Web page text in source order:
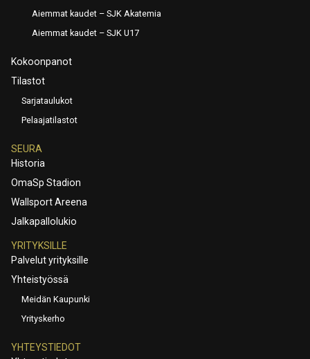
Aiemmat kaudet – SJK Akatemia
Aiemmat kaudet – SJK U17
Kokoonpanot
Tilastot
Sarjataulukot
Pelaajatilastot
SEURA
Historia
OmaSp Stadion
Wallsport Areena
Jalkapallolukio
YRITYKSILLE
Palvelut yrityksille
Yhteistyössä
Meidän Kaupunki
Yrityskerho
YHTEYSTIEDOT